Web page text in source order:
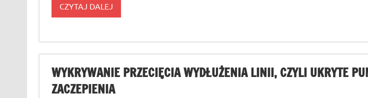
CZYTAJ DALEJ
WYKRYWANIE PRZECIĘCIA WYDŁUŻENIA LINII, CZYLI UKRYTE
ZACZEPIENIA